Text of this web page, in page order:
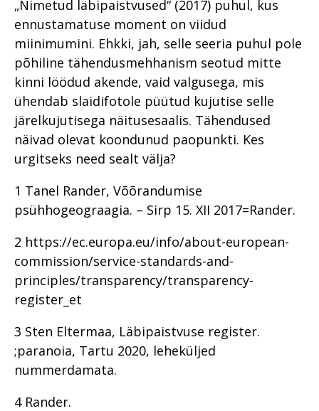
„Nimetud läbipaistvused“ (2017) puhul, kus
ennustamatuse moment on viidud
miinimumini. Ehkki, jah, selle seeria puhul pole
põhiline tähendusmehhanism seotud mitte
kinni löödud akende, vaid valgusega, mis
ühendab slaidifotole püütud kujutise selle
järelkujutisega näitusesaalis. Tähendused
näivad olevat koondunud paopunkti. Kes
urgitseks need sealt välja?
1 Tanel Rander, Võõrandumise
psühhogeograagia. – Sirp 15. XII 2017=Rander.
2 https://ec.europa.eu/info/about-european-
commission/service-standards-and-
principles/transparency/transparency-
register_et
3 Sten Eltermaa, Läbipaistvuse register.
;paranoia, Tartu 2020, leheküljed
nummerdamata.
4 Rander.